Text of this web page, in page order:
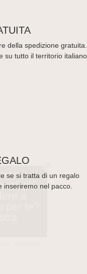
della spedizione gratuita.
su tutto il territorio italiano
se si tratta di un regalo
inseriremo nel pacco.
più
a
per te?